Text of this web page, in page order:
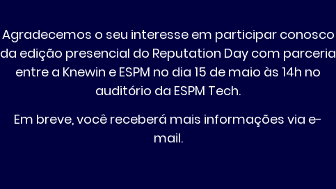
Agradecemos o seu interesse em participar conosco
da edição presencial do Reputation Day com parceria
entre a Knewin e ESPM no dia 15 de maio às 14h no
auditório da ESPM Tech.
Em breve, você receberá mais informações via e-
mail.